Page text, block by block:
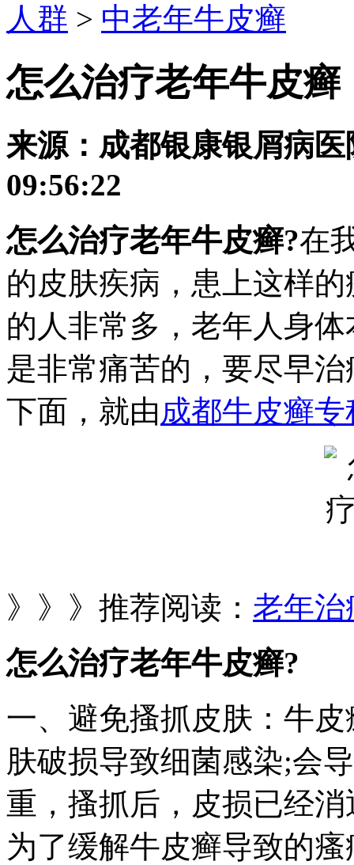
人群 > 中老年牛皮癣
怎么治疗老年牛皮癣
来源：成都银康银屑病
09:56:22
怎么治疗老年牛皮癣?在
的皮肤疾病，患上这样
的人非常多，老年人身
是非常痛苦的，要尽早
下面，就由成都牛皮癣
》》》推荐阅读： 老年
怎么治疗老年牛皮癣?
一、避免搔抓皮肤：牛
肤破损导致细菌感染;会
重，搔抓后，皮损已经
为了缓解牛皮癣导致的